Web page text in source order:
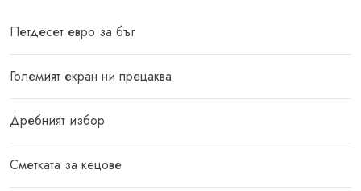
Петдесет евро за бъг
Големият екран ни прецаква
Дребният избор
Сметката за кецове